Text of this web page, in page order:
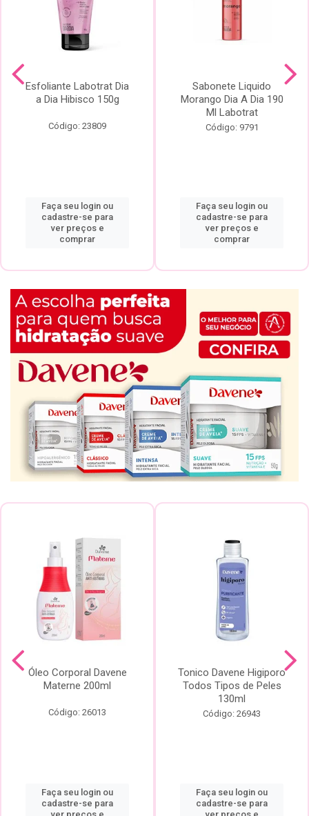
Esfoliante Labotrat Dia
a Dia Hibisco 150g
Código: 23809
Faça seu login ou
cadastre-se para
ver preços e
comprar
Sabonete Liquido
Morango Dia A Dia 190
Ml Labotrat
Código: 9791
Faça seu login ou
cadastre-se para
ver preços e
comprar
Óleo Corporal Davene
Materne 200ml
Código: 26013
Faça seu login ou
cadastre-se para
Tonico Davene Higiporo
Todos Tipos de Peles
130ml
Código: 26943
Faça seu login ou
cadastre-se para